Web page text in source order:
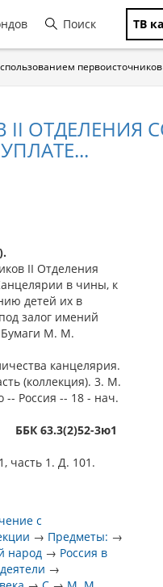
Поиск ТВ
первоисточников
ОТДЕЛЕНИЯ
II Отделения
в чины, к
детей их в
залог имений
Бумаги М. М.
канцелярия.
(коллекция). 3. М.
-- Россия -- 18 - нач.
ББК 63.3(2)52-3ю1
часть 1. Д. 101.
с
→ Предметы: →
народ → Россия в
→